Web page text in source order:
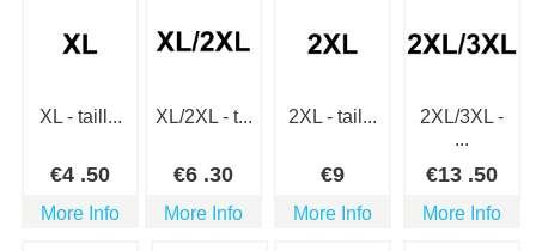
XL - taill...
€4 .50
More Info
XL/2XL - t...
€6 .30
More Info
2XL - tail...
€9
More Info
2XL/3XL -
...
€13 .50
More Info